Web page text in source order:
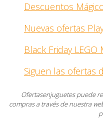
Descuentos
Nuevas ofertas
Black Friday
Siguen las ofertas
Ofertasenjuguetes puede
compras a través de nuestra